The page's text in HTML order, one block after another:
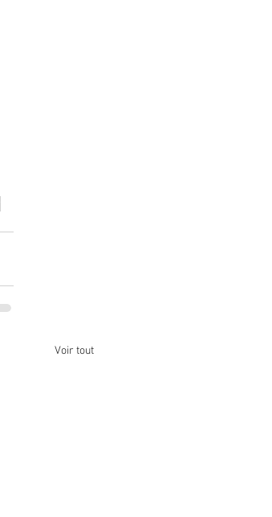
Voir tout